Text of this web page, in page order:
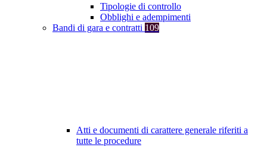
Tipologie di controllo
Obblighi e adempimenti
Bandi di gara e contratti 109
Atti e documenti di carattere generale riferiti a
tutte le procedure